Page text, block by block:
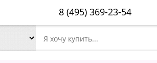
8 (495) 369-23-54